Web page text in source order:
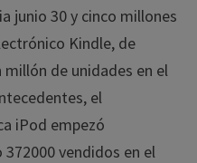
junio 30 y cinco millones
Kindle, de
de unidades en el
el
iPod empezó
vendidos en el